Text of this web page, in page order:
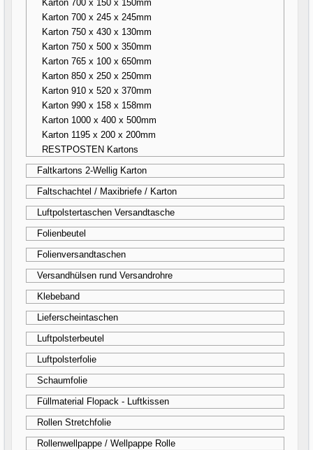
Karton 700 x 150 x 150mm
Karton 700 x 245 x 245mm
Karton 750 x 430 x 130mm
Karton 750 x 500 x 350mm
Karton 765 x 100 x 650mm
Karton 850 x 250 x 250mm
Karton 910 x 520 x 370mm
Karton 990 x 158 x 158mm
Karton 1000 x 400 x 500mm
Karton 1195 x 200 x 200mm
RESTPOSTEN Kartons
Faltkartons 2-Wellig Karton
Faltschachtel / Maxibriefe / Karton
Luftpolstertaschen Versandtasche
Folienbeutel
Folienversandtaschen
Versandhülsen rund Versandrohre
Klebeband
Lieferscheintaschen
Luftpolsterbeutel
Luftpolsterfolie
Schaumfolie
Füllmaterial Flopack - Luftkissen
Rollen Stretchfolie
Rollenwellpappe / Wellpappe Rolle